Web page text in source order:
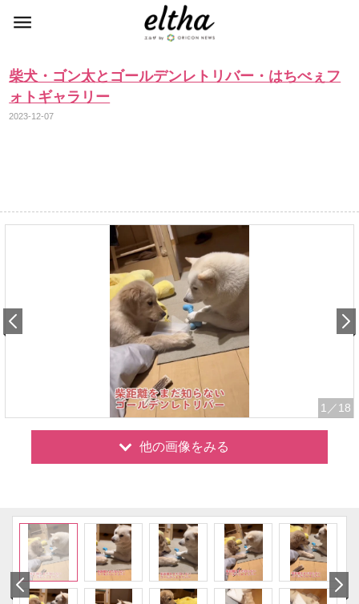
柴犬・ゴン太とゴールデンレトリバー・はちべぇフ
ォトギャラリー
2023-12-07
1 ／18
他の画像をみる